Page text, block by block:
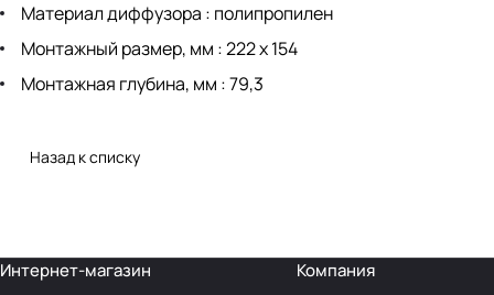
Материал диффузора : полипропилен
Монтажный размер, мм : 222 x 154
Монтажная глубина, мм : 79,3
Назад к списку
Интернет-магазин Компания